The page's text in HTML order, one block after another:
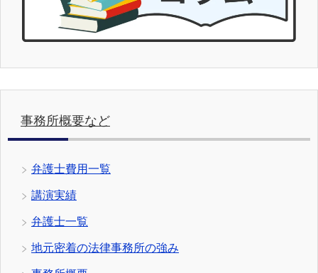
事務所概要など
弁護士費用一覧
講演実績
弁護士一覧
地元密着の法律事務所の強み